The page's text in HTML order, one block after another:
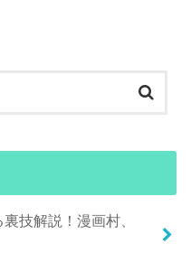
技解説！漫画村、